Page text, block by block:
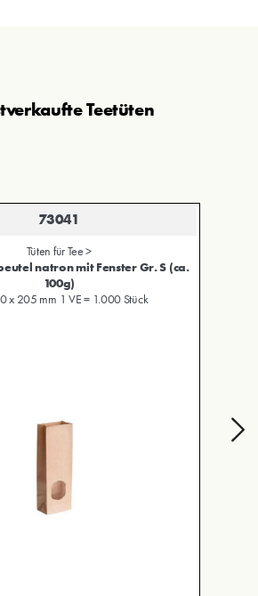
Teetüten
73041
Tüten für Tee >
natron mit Fenster Gr. S (ca.
100g)
x 205 mm 1 VE = 1.000 Stück